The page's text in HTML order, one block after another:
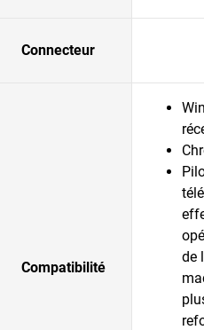
Connecteur
Compatibilité
de